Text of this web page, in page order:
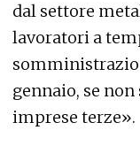
dal settore
lavoratori a
gennaio, se
imprese terze».